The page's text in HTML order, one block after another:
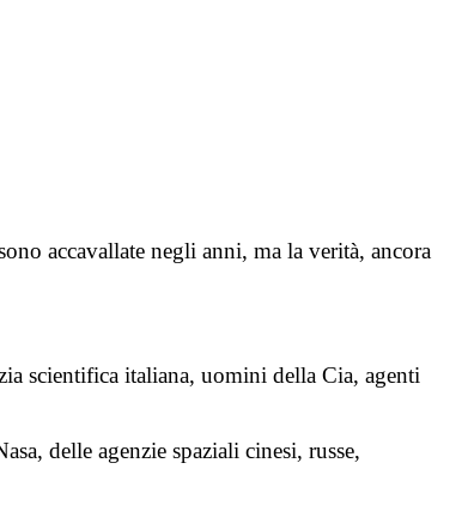
accavallate negli anni, ma la verità, ancora
scientifica italiana, uomini della Cia, agenti
delle agenzie spaziali cinesi, russe,